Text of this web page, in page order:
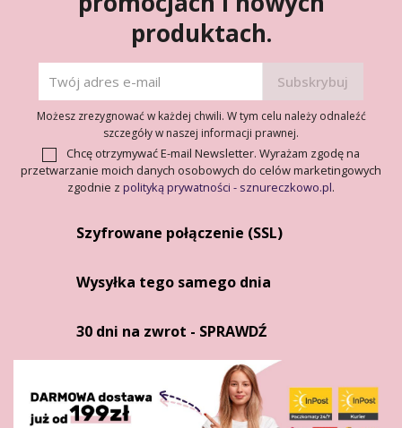
produktach.
Możesz zrezygnować w każdej chwili. W tym celu należy odnaleźć
szczegóły w naszej informacji prawnej.
Chcę otrzymywać E-mail Newsletter. Wyrażam zgodę na
przetwarzanie moich danych osobowych do celów marketingowych
zgodnie z polityką prywatności - sznureczkowo.pl.
Szyfrowane połączenie (SSL)
Wysyłka tego samego dnia
30 dni na zwrot - SPRAWDŹ